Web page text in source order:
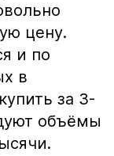
цену.
и по
в
за 3-
объёмы